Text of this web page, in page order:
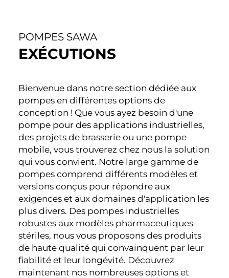
POMPES SAWA
EXÉCUTIONS
Bienvenue dans notre section dédiée aux
pompes en différentes options de
conception ! Que vous ayez besoin d'une
pompe pour des applications industrielles,
des projets de brasserie ou une pompe
mobile, vous trouverez chez nous la solution
qui vous convient. Notre large gamme de
pompes comprend différents modèles et
versions conçus pour répondre aux
exigences et aux domaines d'application les
plus divers. Des pompes industrielles
robustes aux modèles pharmaceutiques
stériles, nous vous proposons des produits
de haute qualité qui convainquent par leur
fiabilité et leur longévité. Découvrez
maintenant nos nombreuses options et